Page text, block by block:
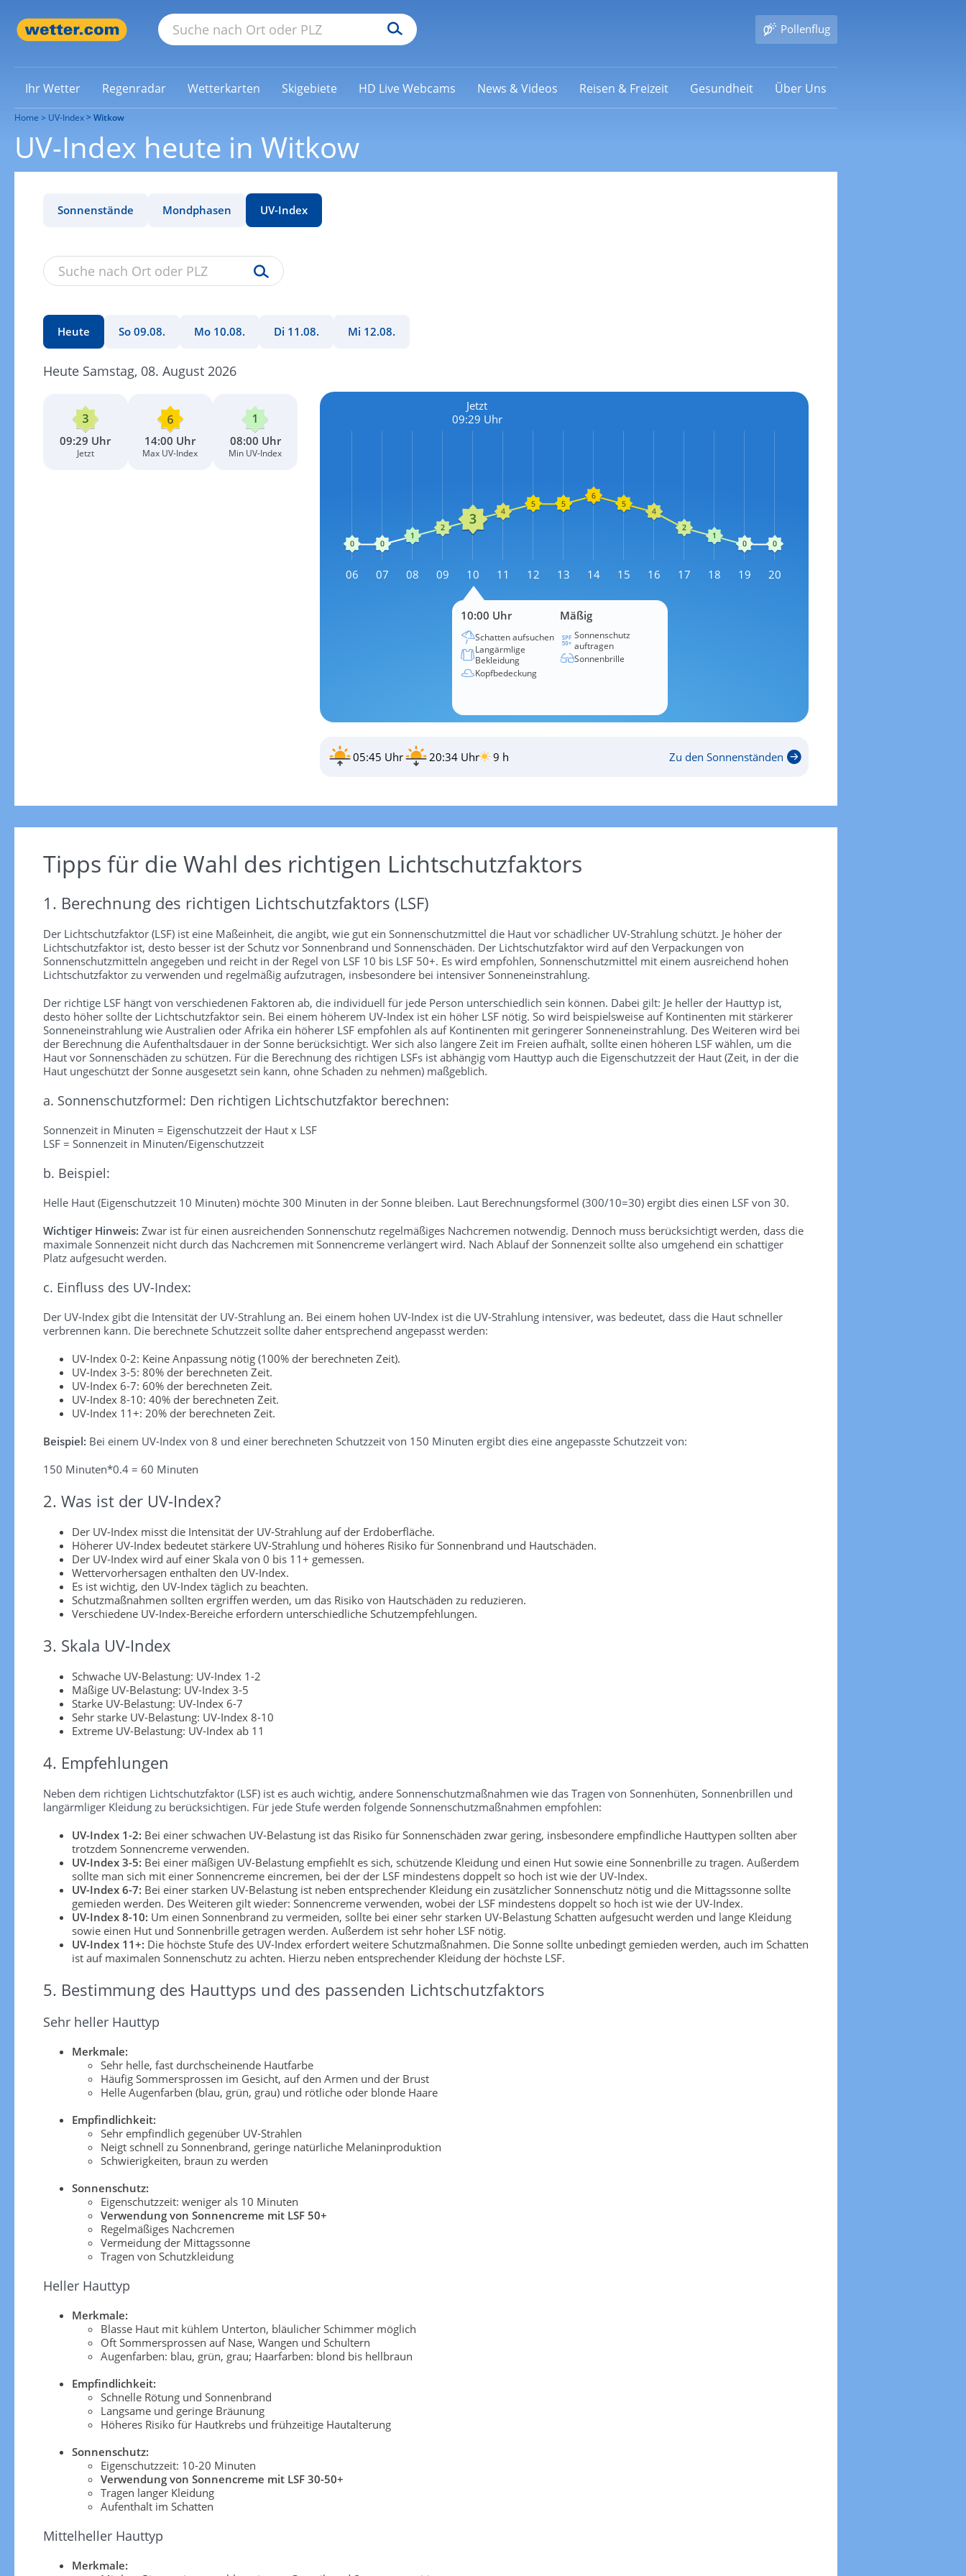
Pollenflug
Ihr Wetter Regenradar Wetterkarten Skigebiete HD Live Webcams News & Videos Reisen & Freizeit Gesundheit Über Uns
Home UV-Index Witkow
UV-Index heute in Witkow
Sonnenstände Mondphasen UV-Index
Heute So 09.08. Mo 10.08. Di 11.08. Mi 12.08.
Heute Samstag, 08. August 2026
09:29 Uhr
Jetzt
14:00 Uhr
Max UV-Index
08:00 Uhr
Min UV-Index
Jetzt
09:29 Uhr
L
06 07 08 09 10 11 12 13 14 15 16 17 18 19 20
10:00 Uhr
Schatten aufsuchen
Langärmlige
Bekleidung
Kopfbedeckung
Mäßig
Sonnenschutz
auftragen
Sonnenbrille
05:45 Uhr 20:34 Uhr 9 h Zu den Sonnenständen
Tipps für die Wahl des richtigen Lichtschutzfaktors
1. Berechnung des richtigen Lichtschutzfaktors (LSF)
Der Lichtschutzfaktor (LSF) ist eine Maßeinheit, die angibt, wie gut ein Sonnenschutzmittel die Haut vor schädlicher UV-Strahlung schützt. Je höher der
Lichtschutzfaktor ist, desto besser ist der Schutz vor Sonnenbrand und Sonnenschäden. Der Lichtschutzfaktor wird auf den Verpackungen von
Sonnenschutzmitteln angegeben und reicht in der Regel von LSF 10 bis LSF 50+. Es wird empfohlen, Sonnenschutzmittel mit einem ausreichend hohen
Lichtschutzfaktor zu verwenden und regelmäßig aufzutragen, insbesondere bei intensiver Sonneneinstrahlung.
Der richtige LSF hängt von verschiedenen Faktoren ab, die individuell für jede Person unterschiedlich sein können. Dabei gilt: Je heller der Hauttyp ist,
desto höher sollte der Lichtschutzfaktor sein. Bei einem höherem UV-Index ist ein höher LSF nötig. So wird beispielsweise auf Kontinenten mit stärkerer
Sonneneinstrahlung wie Australien oder Afrika ein höherer LSF empfohlen als auf Kontinenten mit geringerer Sonneneinstrahlung. Des Weiteren wird bei
der Berechnung die Aufenthaltsdauer in der Sonne berücksichtigt. Wer sich also längere Zeit im Freien aufhält, sollte einen höheren LSF wählen, um die
Haut vor Sonnenschäden zu schützen. Für die Berechnung des richtigen LSFs ist abhängig vom Hauttyp auch die Eigenschutzzeit der Haut (Zeit, in der die
Haut ungeschützt der Sonne ausgesetzt sein kann, ohne Schaden zu nehmen) maßgeblich.
a. Sonnenschutzformel: Den richtigen Lichtschutzfaktor berechnen:
Sonnenzeit in Minuten = Eigenschutzzeit der Haut x LSF
LSF = Sonnenzeit in Minuten/Eigenschutzzeit
b. Beispiel:
Helle Haut (Eigenschutzzeit 10 Minuten) möchte 300 Minuten in der Sonne bleiben. Laut Berechnungsformel (300/10=30) ergibt dies einen LSF von 30.
Wichtiger Hinweis: Zwar ist für einen ausreichenden Sonnenschutz regelmäßiges Nachcremen notwendig. Dennoch muss berücksichtigt werden, dass die
maximale Sonnenzeit nicht durch das Nachcremen mit Sonnencreme verlängert wird. Nach Ablauf der Sonnenzeit sollte also umgehend ein schattiger
Platz aufgesucht werden.
c. Einfluss des UV-Index:
Der UV-Index gibt die Intensität der UV-Strahlung an. Bei einem hohen UV-Index ist die UV-Strahlung intensiver, was bedeutet, dass die Haut schneller
verbrennen kann. Die berechnete Schutzzeit sollte daher entsprechend angepasst werden:
UV-Index 0-2: Keine Anpassung nötig (100% der berechneten Zeit).
UV-Index 3-5: 80% der berechneten Zeit.
UV-Index 6-7: 60% der berechneten Zeit.
UV-Index 8-10: 40% der berechneten Zeit.
UV-Index 11+: 20% der berechneten Zeit.
Beispiel: Bei einem UV-Index von 8 und einer berechneten Schutzzeit von 150 Minuten ergibt dies eine angepasste Schutzzeit von:
150 Minuten*0.4 = 60 Minuten
2. Was ist der UV-Index?
Der UV-Index misst die Intensität der UV-Strahlung auf der Erdoberfläche.
Höherer UV-Index bedeutet stärkere UV-Strahlung und höheres Risiko für Sonnenbrand und Hautschäden.
Der UV-Index wird auf einer Skala von 0 bis 11+ gemessen.
Wettervorhersagen enthalten den UV-Index.
Es ist wichtig, den UV-Index täglich zu beachten.
Schutzmaßnahmen sollten ergriffen werden, um das Risiko von Hautschäden zu reduzieren.
Verschiedene UV-Index-Bereiche erfordern unterschiedliche Schutzempfehlungen.
3. Skala UV-Index
Schwache UV-Belastung: UV-Index 1-2
Mäßige UV-Belastung: UV-Index 3-5
Starke UV-Belastung: UV-Index 6-7
Sehr starke UV-Belastung: UV-Index 8-10
Extreme UV-Belastung: UV-Index ab 11
4. Empfehlungen
Neben dem richtigen Lichtschutzfaktor (LSF) ist es auch wichtig, andere Sonnenschutzmaßnahmen wie das Tragen von Sonnenhüten, Sonnenbrillen und
langärmliger Kleidung zu berücksichtigen. Für jede Stufe werden folgende Sonnenschutzmaßnahmen empfohlen:
UV-Index 1-2: Bei einer schwachen UV-Belastung ist das Risiko für Sonnenschäden zwar gering, insbesondere empfindliche Hauttypen sollten aber
trotzdem Sonnencreme verwenden.
UV-Index 3-5: Bei einer mäßigen UV-Belastung empfiehlt es sich, schützende Kleidung und einen Hut sowie eine Sonnenbrille zu tragen. Außerdem
sollte man sich mit einer Sonnencreme eincremen, bei der der LSF mindestens doppelt so hoch ist wie der UV-Index.
UV-Index 6-7: Bei einer starken UV-Belastung ist neben entsprechender Kleidung ein zusätzlicher Sonnenschutz nötig und die Mittagssonne sollte
gemieden werden. Des Weiteren gilt wieder: Sonnencreme verwenden, wobei der LSF mindestens doppelt so hoch ist wie der UV-Index.
UV-Index 8-10: Um einen Sonnenbrand zu vermeiden, sollte bei einer sehr starken UV-Belastung Schatten aufgesucht werden und lange Kleidung
sowie einen Hut und Sonnenbrille getragen werden. Außerdem ist sehr hoher LSF nötig.
UV-Index 11+: Die höchste Stufe des UV-Index erfordert weitere Schutzmaßnahmen. Die Sonne sollte unbedingt gemieden werden, auch im Schatten
ist auf maximalen Sonnenschutz zu achten. Hierzu neben entsprechender Kleidung der höchste LSF.
5. Bestimmung des Hauttyps und des passenden Lichtschutzfaktors
Sehr heller Hauttyp
Merkmale:
Sehr helle, fast durchscheinende Hautfarbe
Häufig Sommersprossen im Gesicht, auf den Armen und der Brust
Helle Augenfarben (blau, grün, grau) und rötliche oder blonde Haare
Empfindlichkeit:
Sehr empfindlich gegenüber UV-Strahlen
Neigt schnell zu Sonnenbrand, geringe natürliche Melaninproduktion
Schwierigkeiten, braun zu werden
Sonnenschutz:
Eigenschutzzeit: weniger als 10 Minuten
Verwendung von Sonnencreme mit LSF 50+
Regelmäßiges Nachcremen
Vermeidung der Mittagssonne
Tragen von Schutzkleidung
Heller Hauttyp
Merkmale:
Blasse Haut mit kühlem Unterton, bläulicher Schimmer möglich
Oft Sommersprossen auf Nase, Wangen und Schultern
Augenfarben: blau, grün, grau; Haarfarben: blond bis hellbraun
Empfindlichkeit:
Schnelle Rötung und Sonnenbrand
Langsame und geringe Bräunung
Höheres Risiko für Hautkrebs und frühzeitige Hautalterung
Sonnenschutz:
Eigenschutzzeit: 10-20 Minuten
Verwendung von Sonnencreme mit LSF 30-50+
Tragen langer Kleidung
Aufenthalt im Schatten
Mittelheller Hauttyp
Merkmale: